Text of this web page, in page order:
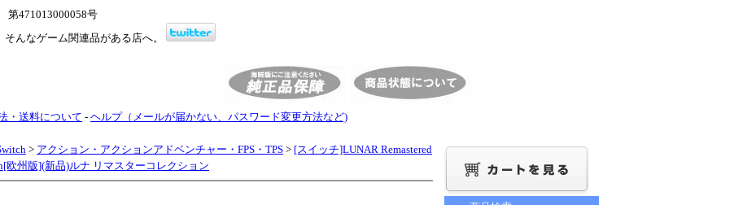
471013000058号
なゲーム関連品がある店へ。
・送料について - ヘルプ（メールが届かない、パスワード変更方法など)
> アクション・アクションアドベンチャー・FPS・TPS > [スイッチ]LUNAR Remastered
欧州版](新品)ルナ リマスターコレクション